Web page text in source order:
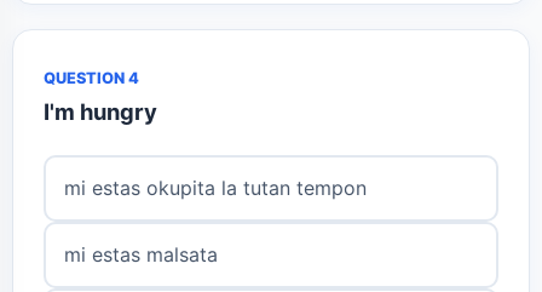
QUESTION 4
I'm hungry
mi estas okupita la tutan tempon
mi estas malsata